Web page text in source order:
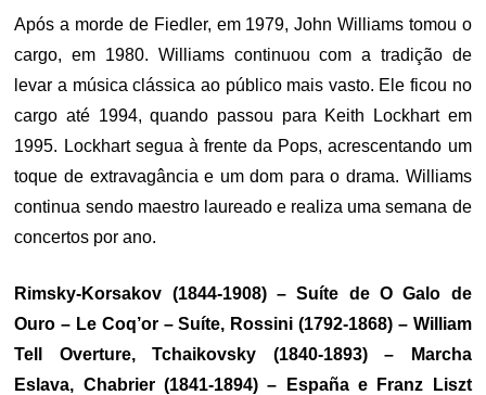
Após a morde de Fiedler, em 1979, John Williams tomou o
cargo, em 1980. Williams continuou com a tradição de
levar a música clássica ao público mais vasto. Ele ficou no
cargo até 1994, quando passou para Keith Lockhart em
1995. Lockhart segua à frente da Pops, acrescentando um
toque de extravagância e um dom para o drama. Williams
continua sendo maestro laureado e realiza uma semana de
concertos por ano.
Rimsky-Korsakov (1844-1908) – Suíte de O Galo de
Ouro – Le Coq’or – Suíte, Rossini (1792-1868) – William
Tell Overture, Tchaikovsky (1840-1893) – Marcha
Eslava, Chabrier (1841-1894) – España e Franz Liszt